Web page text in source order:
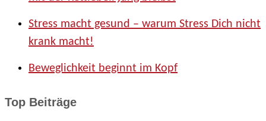
c
Stress macht gesund – warum Stress Dich nicht
krank macht!
Beweglichkeit beginnt im Kopf
Top Beiträge